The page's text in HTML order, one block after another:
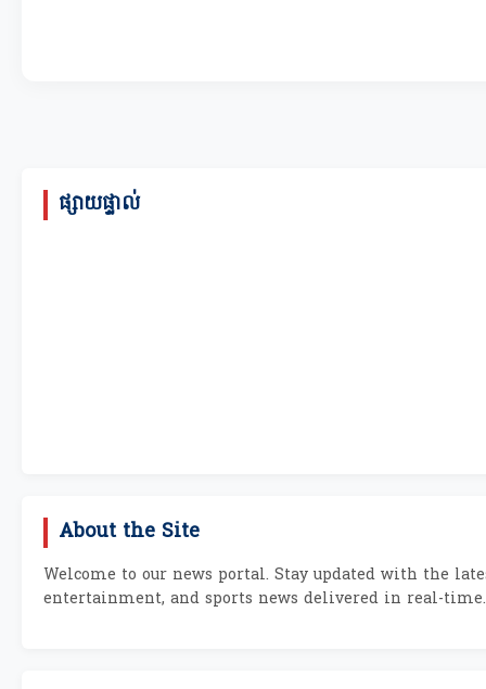
ផ្សាយផ្ទាល់
About the Site
Welcome to our news portal. Stay updated with the
entertainment, and sports news delivered in real-time.